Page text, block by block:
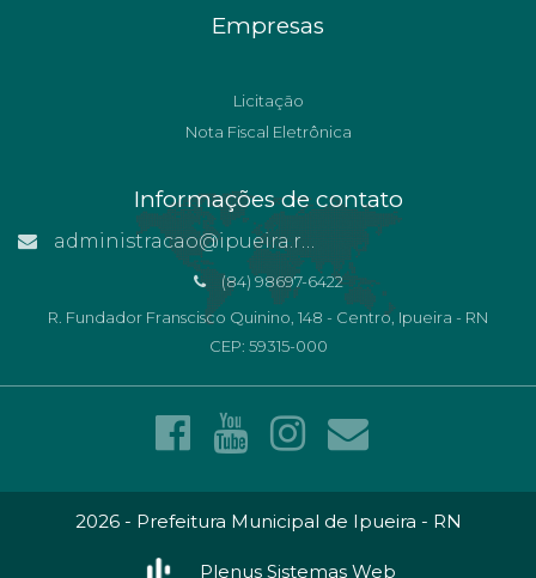
Empresas
Licitação
Nota Fiscal Eletrônica
Informações de contato
administracao@ipueira.rn.gov.br
(84) 98697-6422
R. Fundador Franscisco Quinino, 148 - Centro, Ipueira - RN
CEP: 59315-000
2026 - Prefeitura Municipal de Ipueira - RN
Plenus Sistemas Web